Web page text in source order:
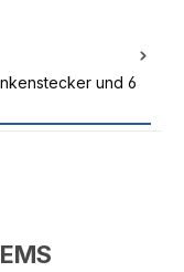
und 6